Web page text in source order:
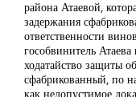
района Атаевой,
задержания
ответственности
гособвинитель
ходатайство защиты
сфабрикованный, по
как недопустимое